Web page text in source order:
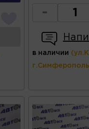
-
в наличии